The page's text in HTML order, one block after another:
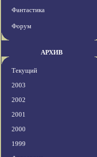
Фантастика
Форум
АРХИВ
Текущий
2003
2002
2001
2000
1999